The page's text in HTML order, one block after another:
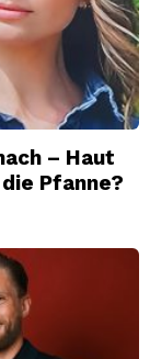
– Haut
Pfanne?